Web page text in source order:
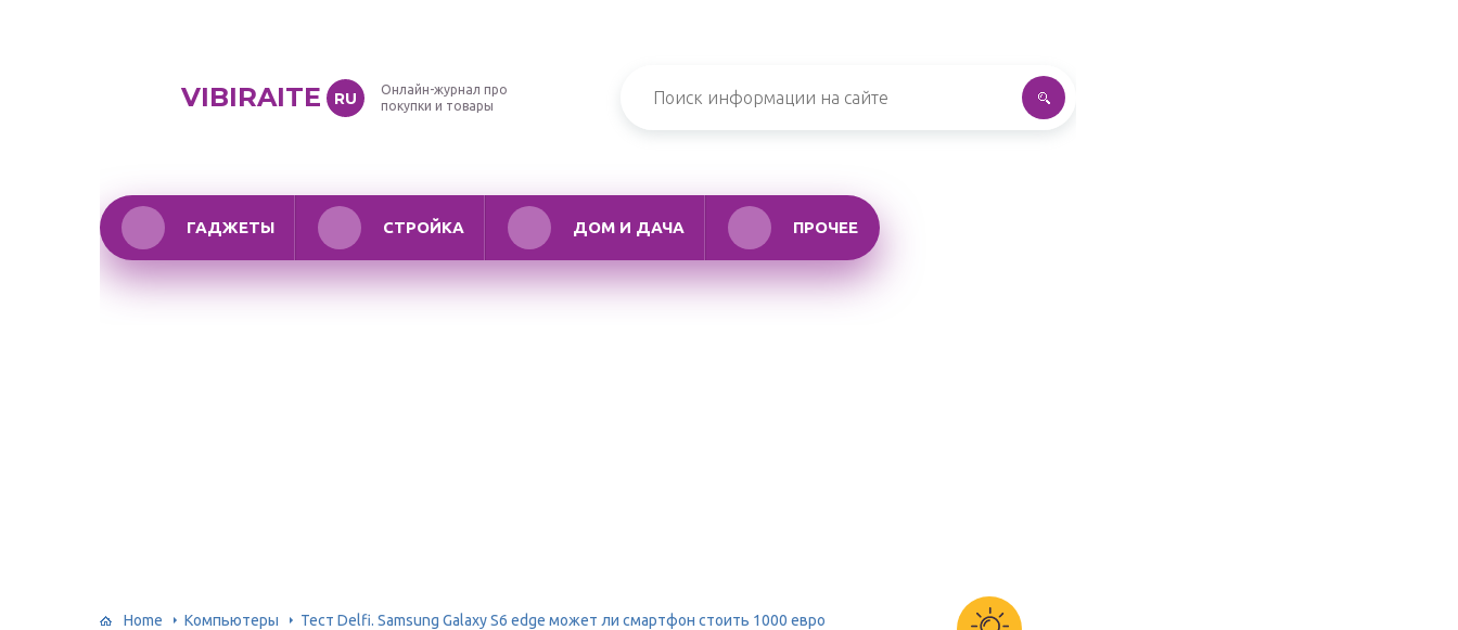
VIBIRAITE RU
Онлайн-журнал про
покупки и товары
ГАДЖЕТЫ СТРОЙКА ДОМ И ДАЧА ПРОЧЕЕ
Home Компьютеры Тест Delfi. Samsung Galaxy S6 edge может ли смартфон стоить 1000 евро